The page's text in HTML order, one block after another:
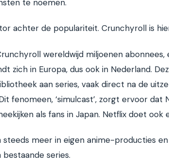
te noemen.
achter de populariteit. Crunchyroll is
wereldwijd miljoenen abonnees,
zich in Europa, dus ook in Nederland.
aan series, vaak direct na de
fenomeen, ‘simulcast’, zorgt ervoor dat
als fans in Japan. Netflix doet ook
steeds meer in eigen anime-producties
bestaande series.